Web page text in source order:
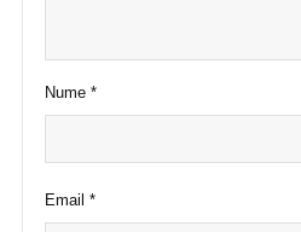
Nume *
Email *